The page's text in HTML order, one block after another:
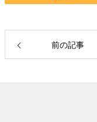
前の記事